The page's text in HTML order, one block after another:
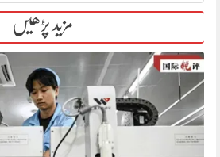
مزید پڑھیں